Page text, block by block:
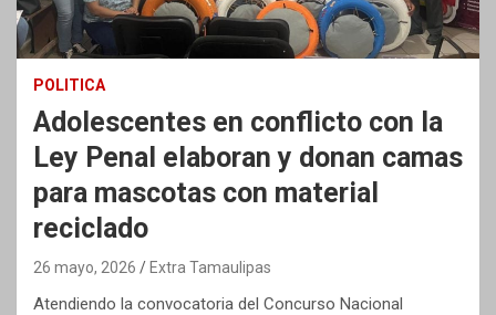
POLITICA
Adolescentes en conflicto con la
Ley Penal elaboran y donan camas
para mascotas con material
reciclado
26 mayo, 2026 Extra Tamaulipas
Atendiendo la convocatoria del Concurso Nacional